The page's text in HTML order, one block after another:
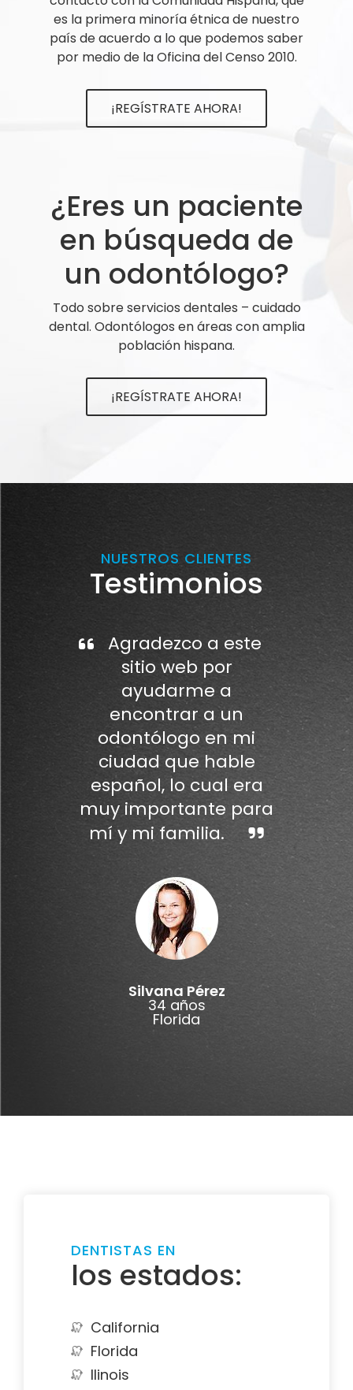
es la primera minoría étnica de nuestro
país de acuerdo a lo que podemos saber
por medio de la Oficina del Censo 2010.
¡REGÍSTRATE AHORA!
¿Eres un paciente
en búsqueda de
un odontólogo?
Todo sobre servicios dentales – cuidado
dental. Odontólogos en áreas con amplia
población hispana.
¡REGÍSTRATE AHORA!
NUESTROS CLIENTES
Testimonios
Agradezco a este
sitio web por
ayudarme a
encontrar a un
odontólogo en mi
ciudad que hable
español, lo cual era
muy importante para
mí y mi familia.
Silvana Pérez
34 años
Florida
DENTISTAS EN
los estados:
California
Florida
Ilinois